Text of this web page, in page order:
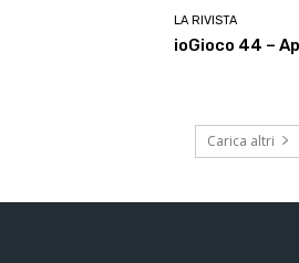
LA RIVISTA
ioGioco 44 –
Carica altri